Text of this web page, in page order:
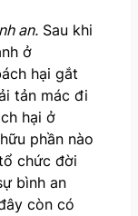
an.Sau khi
ở
hại gắt
tản mác đi
hại ở
phần nào
chức đời
bình an
còn có